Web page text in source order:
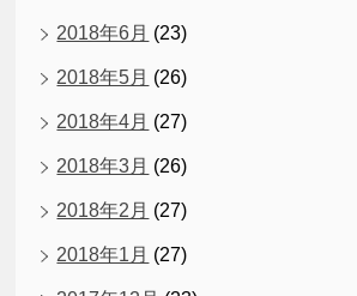
2018年6月 (23)
2018年5月 (26)
2018年4月 (27)
2018年3月 (26)
2018年2月 (27)
2018年1月 (27)